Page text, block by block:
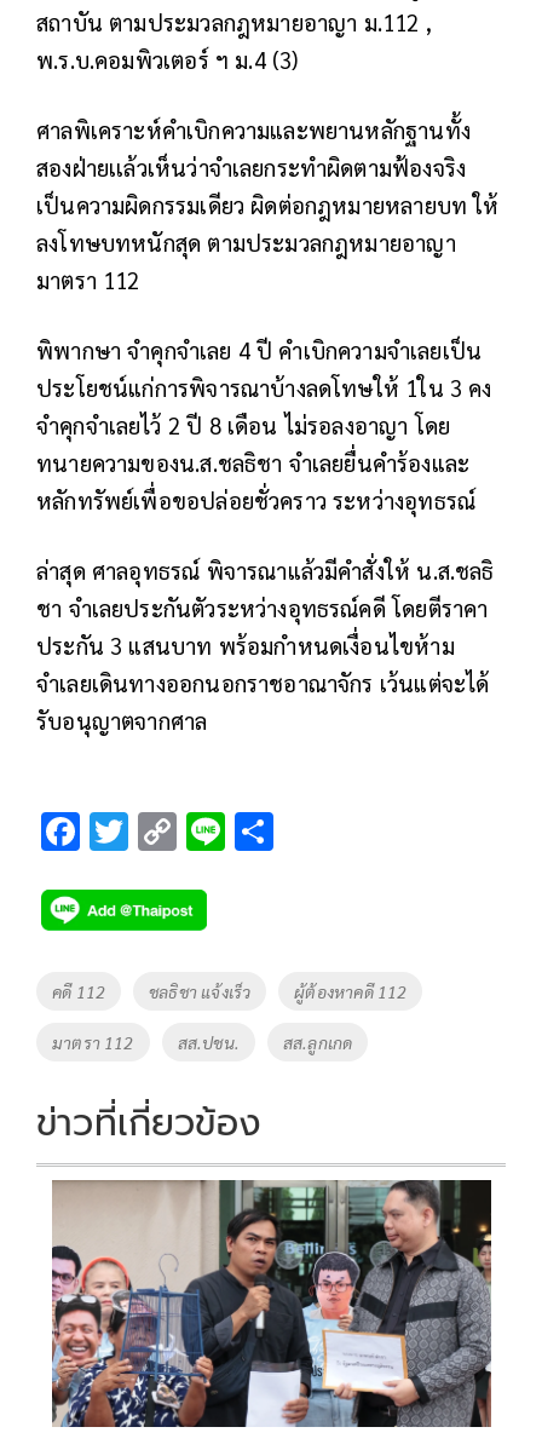
สถาบัน ตามประมวลกฎหมายอาญา ม.112 ,
พ.ร.บ.คอมพิวเตอร์ ฯ ม.4 (3)
ศาลพิเคราะห์คำเบิกความและพยานหลักฐานทั้ง
สองฝ่ายเเล้วเห็นว่าจำเลยกระทำผิดตามฟ้องจริง
เป็นความผิดกรรมเดียว ผิดต่อกฎหมายหลายบท ให้
ลงโทษบทหนักสุด ตามประมวลกฎหมายอาญา
มาตรา 112
พิพากษา จำคุกจำเลย 4 ปี คำเบิกความจำเลยเป็น
ประโยชน์แก่การพิจารณาบ้างลดโทษให้ 1ใน 3 คง
จำคุกจำเลยไว้ 2 ปี 8 เดือน ไม่รอลงอาญา โดย
ทนายความของน.ส.ชลธิชา จำเลยยื่นคำร้องและ
หลักทรัพย์เพื่อขอปล่อยชั่วคราว ระหว่างอุทธรณ์
ล่าสุด ศาลอุทธรณ์ พิจารณาแล้วมีคำสั่งให้ น.ส.ชลธิ
ชา จำเลยประกันตัวระหว่างอุทธรณ์คดี โดยตีราคา
ประกัน 3 แสนบาท พร้อมกำหนดเงื่อนไขห้าม
จำเลยเดินทางออกนอกราชอาณาจักร เว้นแต่จะได้
รับอนุญาตจากศาล
F
e
b
o
k
T
tt
er
C
p
y
Li
k
Li
Tags
คดี 112 ชลธิชา แจ้งเร็ว ผู้ต้องหาคดี 112
มาตรา 112 สส.ปชน. สส.ลูกเกด
ข่าวที่เกี่ยวข้อง